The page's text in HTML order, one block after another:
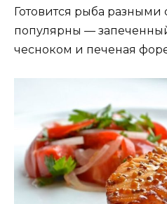
Готовится рыба разными
популярны —
чесноком и печеная